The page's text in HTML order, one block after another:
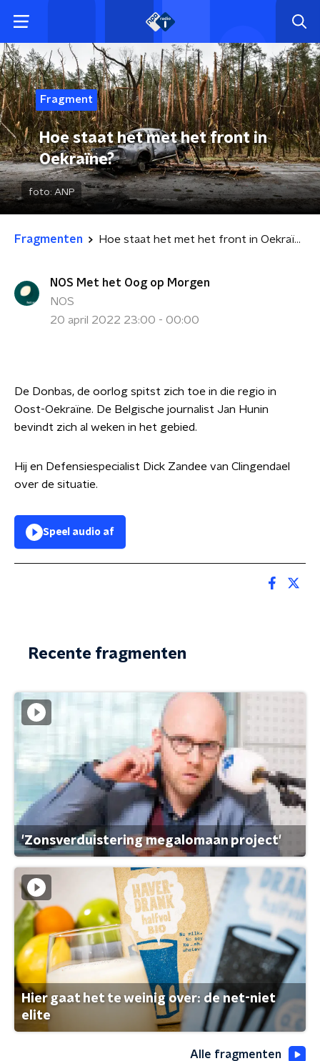
Fragment
Hoe staat het met het front in
Oekraïne?
foto: ANP
Fragmenten Hoe staat het met het front in Oekraïne?
NOS Met het Oog op Morgen
NOS
20 april 2022 23:00 - 00:00
De Donbas, de oorlog spitst zich toe in die regio in
Oost-Oekraïne. De Belgische journalist Jan Hunin
bevindt zich al weken in het gebied.
Hij en Defensiespecialist Dick Zandee van Clingendael
over de situatie.
Speel audio af
Recente fragmenten
'Zonsverduistering megalomaan project'
Hier gaat het te weinig over: de net-niet
elite
Alle fragmenten